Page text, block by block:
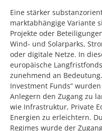
Eine stärker
marktabhängige Variante
Projekte oder
Wind- und Solarparks,
oder digitale Netze. In
europäische
zunehmend an
Investment Funds“
Anlegern den Zugang zu
wie Infrastruktur, Private
Energien zu erleichtern.
Regimes wurde der